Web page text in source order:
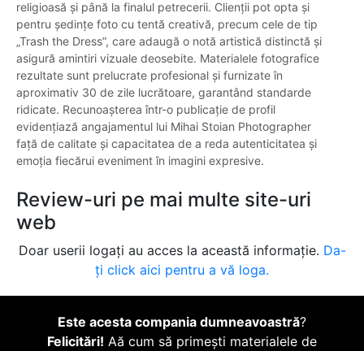
religioasă și până la finalul petrecerii. Clienții pot opta și
pentru ședințe foto cu tentă creativă, precum cele de tip
„Trash the Dress”, care adaugă o notă artistică distinctă și
asigură amintiri vizuale deosebite. Materialele fotografice
rezultate sunt prelucrate profesional și furnizate în
aproximativ 30 de zile lucrătoare, garantând standarde
ridicate. Recunoașterea într-o publicație de profil
evidențiază angajamentul lui Mihai Stoian Photographer
față de calitate și capacitatea de a reda autenticitatea și
emoția fiecărui eveniment în imagini expresive.
Review-uri pe mai multe site-uri
web
Doar userii logați au acces la această informație. Da-
ți click aici pentru a vă loga.
Este acesta compania dumneavoastră?
Felicitări! Aă cum să primești materialele de